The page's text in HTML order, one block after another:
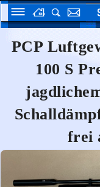
PCP
100 S
frei